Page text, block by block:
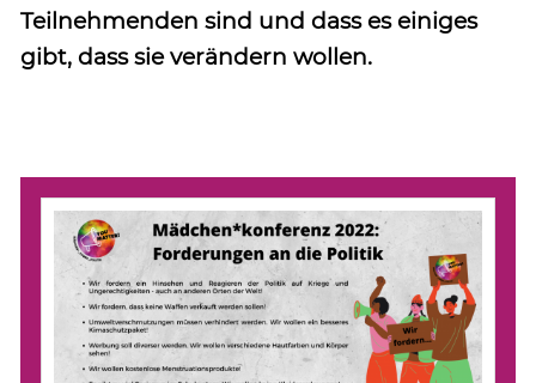
Teilnehmenden sind und dass es einiges
gibt, dass sie verändern wollen.